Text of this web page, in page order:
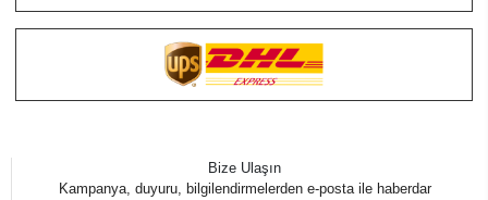
Bize Ulaşın
Kampanya, duyuru, bilgilendirmelerden e-posta ile haberdar